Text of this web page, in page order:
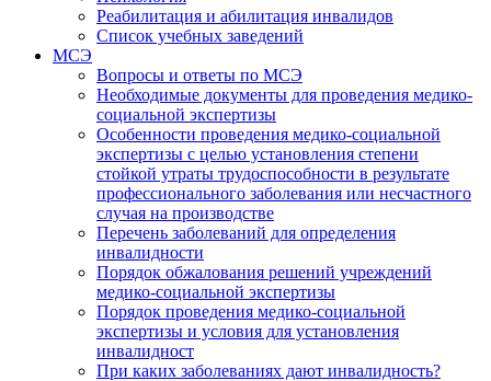
Реабилитация и абилитация инвалидов
Список учебных заведений
МСЭ
Вопросы и ответы по МСЭ
Необходимые документы для проведения медико-
социальной экспертизы
Особенности проведения медико-социальной
экспертизы с целью установления степени
стойкой утраты трудоспособности в результате
профессионального заболевания или несчастного
случая на производстве
Перечень заболеваний для определения
инвалидности
Порядок обжалования решений учреждений
медико-социальной экспертизы
Порядок проведения медико-социальной
экспертизы и условия для установления
инвалидност
При каких заболеваниях дают инвалидность?